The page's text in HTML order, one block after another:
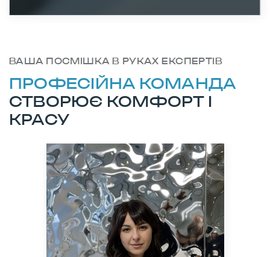
ВАША ПОСМІШКА В РУКАХ ЕКСПЕРТІВ
ПРОФЕСІЙНА КОМАНДА
СТВОРЮЄ КОМФОРТ І
КРАСУ